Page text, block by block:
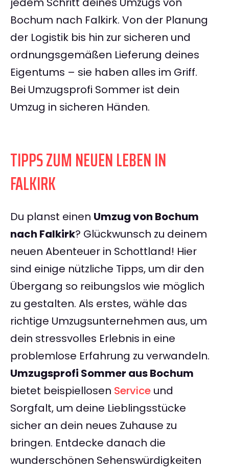
Bochum nach Falkirk. Von der Planung
der Logistik bis hin zur sicheren und
ordnungsgemäßen Lieferung deines
Eigentums – sie haben alles im Griff.
Bei Umzugsprofi Sommer ist dein
Umzug in sicheren Händen.
TIPPS ZUM NEUEN LEBEN IN
FALKIRK
Du planst einen Umzug von Bochum
nach Falkirk? Glückwunsch zu deinem
neuen Abenteuer in Schottland! Hier
sind einige nützliche Tipps, um dir den
Übergang so reibungslos wie möglich
zu gestalten. Als erstes, wähle das
richtige Umzugsunternehmen aus, um
dein stressvolles Erlebnis in eine
problemlose Erfahrung zu verwandeln.
Umzugsprofi Sommer aus Bochum
bietet beispiellosen Service und
Sorgfalt, um deine Lieblingsstücke
sicher an dein neues Zuhause zu
bringen. Entdecke danach die
wunderschönen Sehenswürdigkeiten